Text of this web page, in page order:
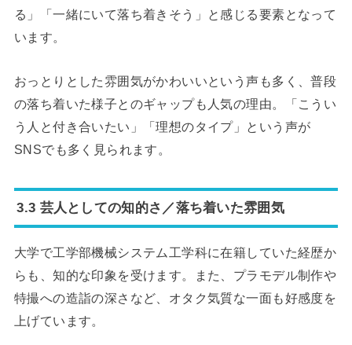
る」「一緒にいて落ち着きそう」と感じる要素となって
います。
おっとりとした雰囲気がかわいいという声も多く、普段
の落ち着いた様子とのギャップも人気の理由。「こうい
う人と付き合いたい」「理想のタイプ」という声が
SNSでも多く見られます。
3.3 芸人としての知的さ／落ち着いた雰囲気
大学で工学部機械システム工学科に在籍していた経歴か
らも、知的な印象を受けます。また、プラモデル制作や
特撮への造詣の深さなど、オタク気質な一面も好感度を
上げています。